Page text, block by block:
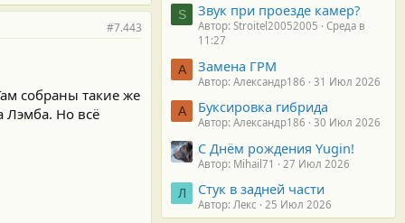
#7.443
собраны такие же
Лэмба. Но всё
S Звук при проезде камер?
Автор: Stroitel20052005
Среда в
11:27
А Замена ГРМ
Автор: Александр186 31 Июл 2026
А Буксировка гибрида
Автор: Александр186 30 Июл 2026
С Днём рождения Yugin!
Автор: Mihail71 27 Июл 2026
Л Стук в задней части
Автор: Лекс 25 Июл 2026